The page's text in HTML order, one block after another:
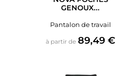
GENOUX...
Pantalon de travail
à partir de Prix
89,49 €